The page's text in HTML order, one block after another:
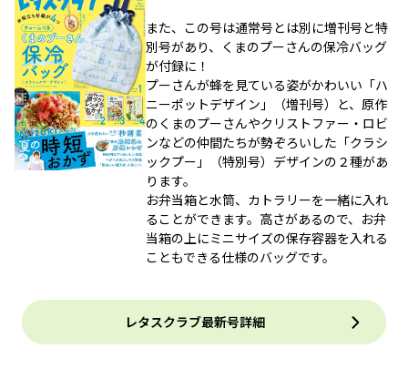
また、この号は通常号とは別に増刊号と特
別号があり、くまのプーさんの保冷バッグ
が付録に！
プーさんが蜂を見ている姿がかわいい「ハ
ニーポットデザイン」（増刊号）と、原作
のくまのプーさんやクリストファー・ロビ
ンなどの仲間たちが勢ぞろいした「クラシ
ックプー」（特別号）デザインの２種があ
ります。
お弁当箱と水筒、カトラリーを一緒に入れ
ることができます。高さがあるので、お弁
当箱の上にミニサイズの保存容器を入れる
こともできる仕様のバッグです。
レタスクラブ最新号詳細